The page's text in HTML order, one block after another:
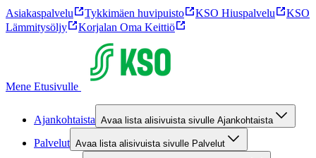
Asiakaspalvelu Tykkimäen huvipuisto KSO Hiuspalvelu
KSO
Lämmitysöljy
Korjalan Oma Keittiö
Mene Etusivulle
Ajankohtaista Avaa lista alisivuista sivulle Ajankohtaista
Palvelut Avaa lista alisivuista sivulle Palvelut